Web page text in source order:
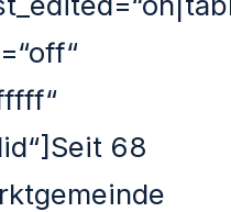
68